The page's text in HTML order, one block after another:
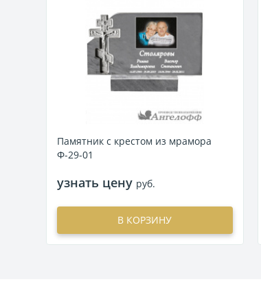
Памятник с крестом из мрамора
Ф-29-01
узнать цену руб.
В КОРЗИНУ